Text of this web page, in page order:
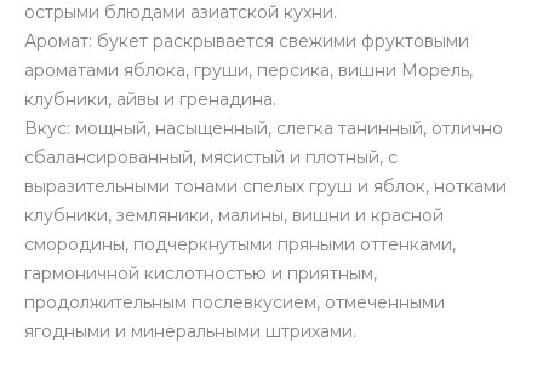
острыми блюдами азиатской кухни.
Аромат: букет раскрывается свежими фруктовыми
ароматами яблока, груши, персика, вишни Морель,
клубники, айвы и гренадина.
Вкус: мощный, насыщенный, слегка танинный, отлично
сбалансированный, мясистый и плотный, с
выразительными тонами спелых груш и яблок, нотками
клубники, земляники, малины, вишни и красной
смородины, подчеркнутыми пряными оттенками,
гармоничной кислотностью и приятным,
продолжительным послевкусием, отмеченными
ягодными и минеральными штрихами.